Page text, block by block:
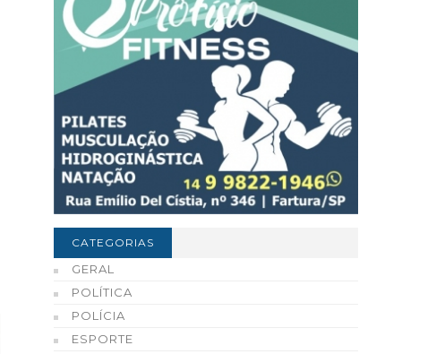
CATEGORIAS
GERAL
POLÍTICA
POLÍCIA
ESPORTE